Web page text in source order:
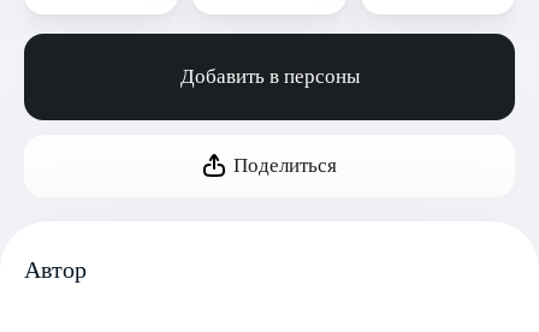
Добавить в персоны
Поделиться
Автор